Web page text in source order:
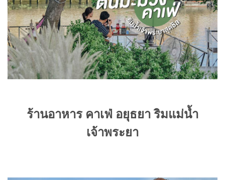
ร้านอาหาร คาเฟ่ อยุธยา ริมแม่น้ำ
เจ้าพระยา